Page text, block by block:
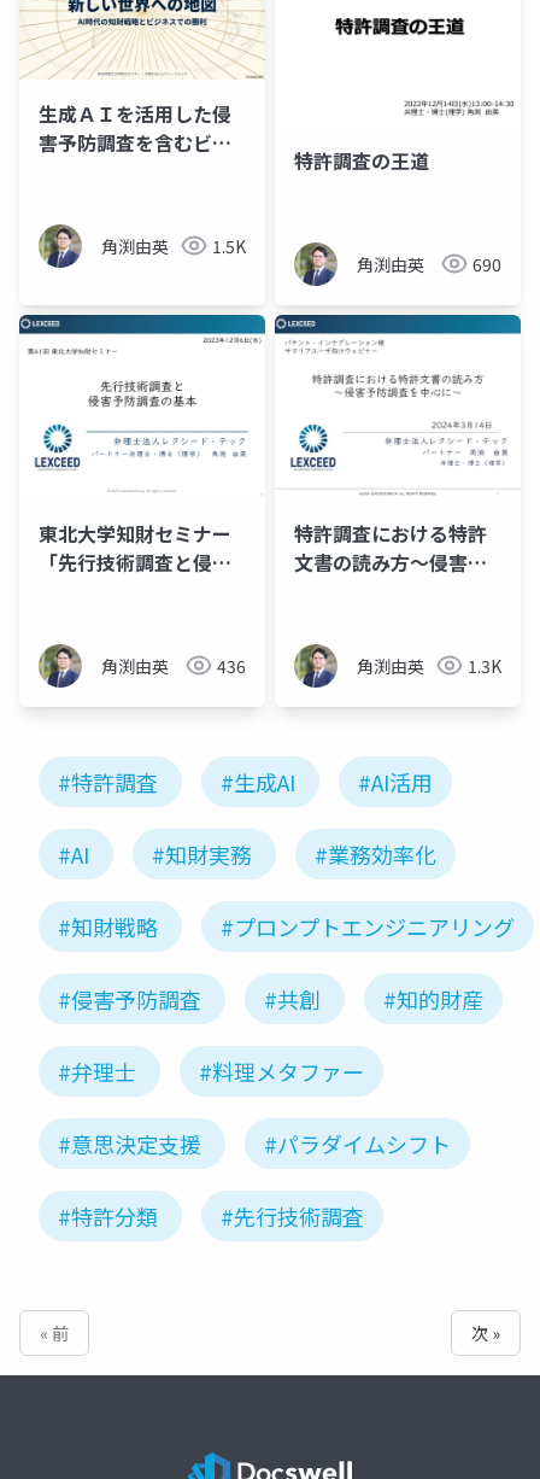
生成ＡＩを活用した侵
害予防調査を含むビジ
料）
角渕由英 1.5K
特許調査の王道
角渕由英 690
東北大学知財セミナー
「先行技術調査と侵害
角渕由英 436
特許調査における特許
文書の読み方～侵害予
角渕由英 1.3K
#特許調査 #生成AI #AI活用
#AI #知財実務 #業務効率化
#知財戦略 #プロンプトエンジニアリング
#侵害予防調査 #共創 #知的財産
#弁理士 #料理メタファー
#意思決定支援 #パラダイムシフト
#特許分類 #先行技術調査
« 前 次 »